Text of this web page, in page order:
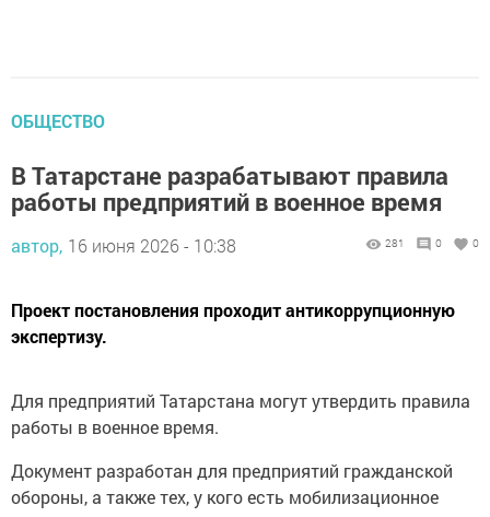
ОБЩЕСТВО
В Татарстане разрабатывают правила
работы предприятий в военное время
автор, 16 июня 2026 - 10:38 281 0 0
Проект постановления проходит антикоррупционную
экспертизу.
Для предприятий Татарстана могут утвердить правила
работы в военное время.
Документ разработан для предприятий гражданской
обороны, а также тех, у кого есть мобилизационное